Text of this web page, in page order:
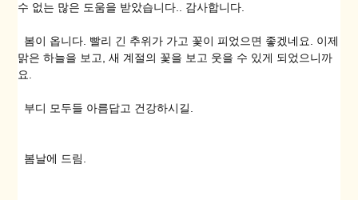
수 없는 많은 도움을 받았습니다.. 감사합니다.
봄이 옵니다. 빨리 긴 추위가 가고 꽃이 피었으면 좋겠네요. 이제
맑은 하늘을 보고, 새 계절의 꽃을 보고 웃을 수 있게 되었으니까
요.
부디 모두들 아름답고 건강하시길.
봄날에 드림.